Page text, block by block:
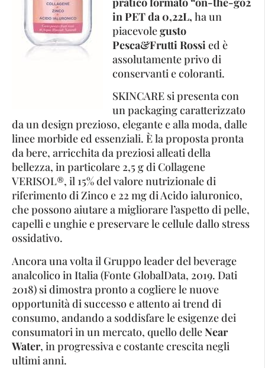
in PET da 0,22L, ha un
piacevolegusto
Pesca&Frutti Rossi ed è
assolutamente privo di
conservanti e coloranti.
SKINCARE si presenta con
un packaging caratterizzato
da un design prezioso, elegante e alla moda, dalle
linee morbide ed essenziali. È la proposta pronta
da bere, arricchita da preziosi alleati della
bellezza, in particolare 2,5 g di Collagene
VERISOL®, il 15% del valore nutrizionale di
riferimento di Zinco e 22 mg di Acido ialuronico,
che possono aiutare a migliorare l’aspetto di pelle,
capelli e unghie e preservare le cellule dallo stress
ossidativo.
Ancora una volta il Gruppo leader del beverage
analcolico in Italia (Fonte GlobalData, 2019. Dati
2018) si dimostra pronto a cogliere le nuove
opportunità di successo e attento ai trend di
consumo, andando a soddisfare le esigenze dei
consumatori in un mercato, quello delleNear
Water, in progressiva e costante crescita negli
ultimi anni.